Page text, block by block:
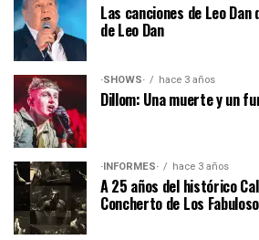
Las canciones de Leo
de Leo Dan
·SHOWS· hace 3 años
Dillom: Una muerte y un
·INFORMES· hace 3 años
A 25 años del histórico
Concherto de Los